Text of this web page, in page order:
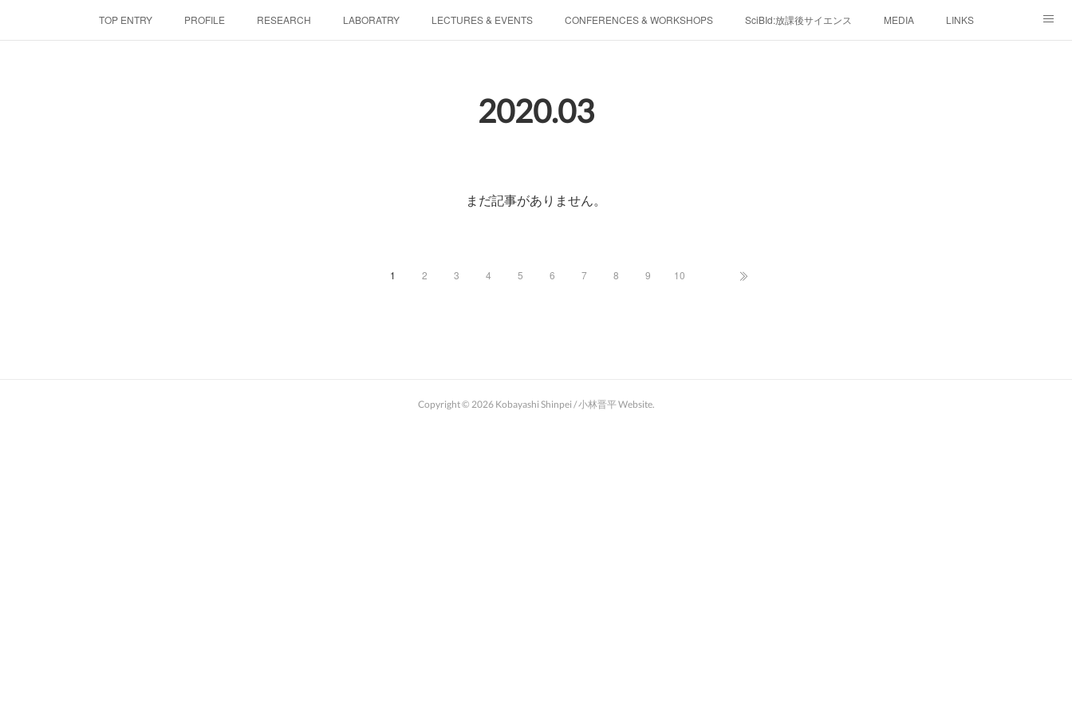
TOP ENTRY PROFILE RESEARCH LABORATRY LECTURES & EVENTS CONFERENCES & WORKSHOPS SciBId:放課後サイエンス MEDIA LINKS
2020.03
まだ記事がありません。
1 2 3 4 5 6 7 8 9 10
Copyright © 2026 Kobayashi Shinpei / 小林晋平 Website.